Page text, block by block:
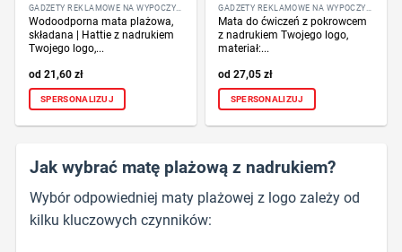
GADŻETY REKLAMOWE NA WYPOCZYNEK
Wodoodporna mata plażowa,
składana | Hattie z nadrukiem
Twojego logo,...
21,60 zł
SPERSONALIZUJ
GADŻETY REKLAMOWE NA WYPOCZYNEK
Mata do ćwiczeń z pokrowcem
z nadrukiem Twojego logo,
materiał:...
27,05zł
SPERSONALIZUJ
Jak wybrać matę plażową z nadrukiem?
Wybór odpowiedniej maty plażowej z logo zależy od
kilku kluczowych czynników: